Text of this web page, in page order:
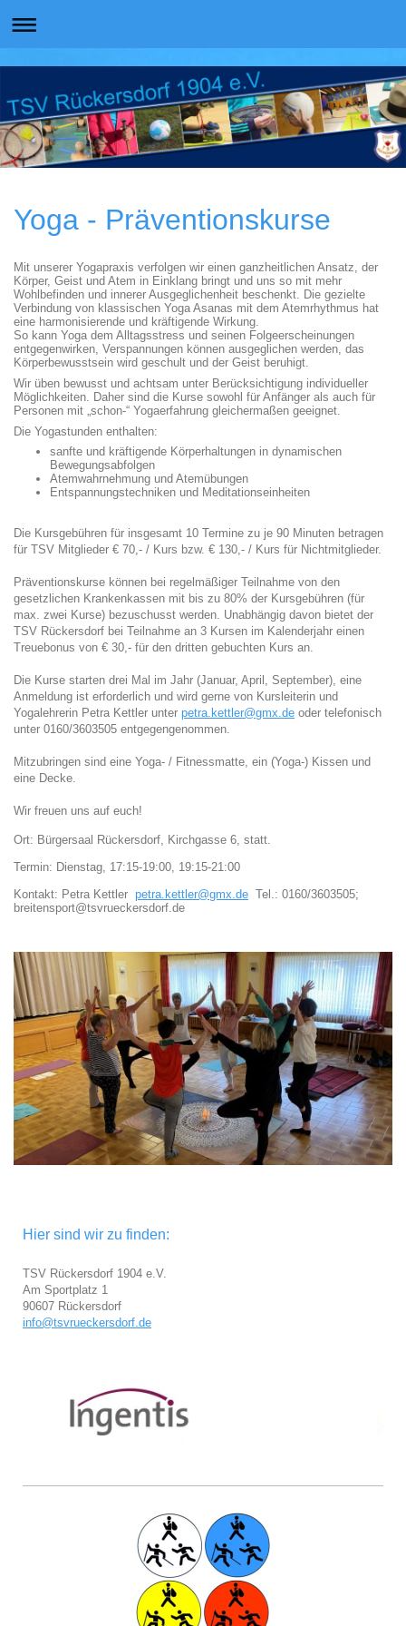
Yoga - Präventionskurse
Mit unserer Yogapraxis verfolgen wir einen ganzheitlichen Ansatz, der
Körper, Geist und Atem in Einklang bringt und uns so mit mehr
Wohlbefinden und innerer Ausgeglichenheit beschenkt. Die gezielte
Verbindung von klassischen Yoga Asanas mit dem Atemrhythmus hat
eine harmonisierende und kräftigende Wirkung.
So kann Yoga dem Alltagsstress und seinen Folge­erscheinungen
entgegenwirken, Verspannungen können ausgeglichen werden, das
Körperbewusstsein wird geschult und der Geist beruhigt.
Wir üben bewusst und achtsam unter Berücksichtigung individueller
Möglichkeiten. Daher sind die Kurse sowohl für Anfänger als auch für
Personen mit „schon-“ Yogaerfahrung gleichermaßen geeignet.
Die Yogastunden enthalten:
sanfte und kräftigende Körperhaltungen in dynamischen
Bewegungsabfolgen
Atemwahrnehmung und Atemübungen
Entspannungstechniken und Meditationseinheiten
Die Kursgebühren für insgesamt 10 Termine zu je 90 Minuten betragen
für TSV Mitglieder € 70,- / Kurs bzw. € 130,- / Kurs für Nichtmitglieder.
Präventionskurse können bei regelmäßiger Teilnahme von den
gesetzlichen Krankenkassen mit bis zu 80% der Kursgebühren (für
max. zwei Kurse) bezuschusst werden. Unabhängig davon bietet der
TSV Rückersdorf bei Teilnahme an 3 Kursen im Kalenderjahr einen
Treuebonus von € 30,- für den dritten gebuchten Kurs an.
Die Kurse starten drei Mal im Jahr (Januar, April, September), eine
Anmeldung ist erforderlich und wird gerne von Kursleiterin und
Yogalehrerin Petra Kettler unter petra.kettler@gmx.de oder telefonisch
unter 0160/3603505 entgegengenommen.
Mitzubringen sind eine Yoga- / Fitnessmatte, ein (Yoga-) Kissen und
eine Decke.
Wir freuen uns auf euch!
Ort: Bürgersaal Rückersdorf, Kirchgasse 6, statt.
Termin: Dienstag, 17:15-19:00, 19:15-21:00
Kontakt: Petra Kettler petra.kettler@gmx.de Tel.: 0160/3603505;
breitensport@tsvrueckersdorf.de
Hier sind wir zu finden:
TSV Rückersdorf 1904 e.V.
Am Sportplatz 1
90607 Rückersdorf
info@tsvrueckersdorf.de